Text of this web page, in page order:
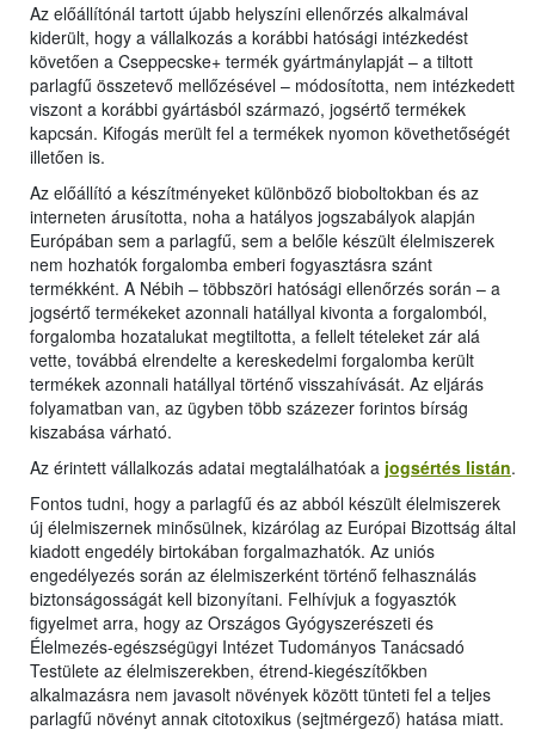
Az előállítónál tartott újabb helyszíni ellenőrzés alkalmával
kiderült, hogy a vállalkozás a korábbi hatósági intézkedést
követően a Cseppecske+ termék gyártmánylapját – a tiltott
parlagfű összetevő mellőzésével – módosította, nem intézkedett
viszont a korábbi gyártásból származó, jogsértő termékek
kapcsán. Kifogás merült fel a termékek nyomon követhetőségét
illetően is.
Az előállító a készítményeket különböző bioboltokban és az
interneten árusította, noha a hatályos jogszabályok alapján
Európában sem a parlagfű, sem a belőle készült élelmiszerek
nem hozhatók forgalomba emberi fogyasztásra szánt
termékként. A Nébih – többszöri hatósági ellenőrzés során – a
jogsértő termékeket azonnali hatállyal kivonta a forgalomból,
forgalomba hozatalukat megtiltotta, a fellelt tételeket zár alá
vette, továbbá elrendelte a kereskedelmi forgalomba került
termékek azonnali hatállyal történő visszahívását. Az eljárás
folyamatban van, az ügyben több százezer forintos bírság
kiszabása várható.
Az érintett vállalkozás adatai megtalálhatóak a jogsértés listán.
Fontos tudni, hogy a parlagfű és az abból készült élelmiszerek
új élelmiszernek minősülnek, kizárólag az Európai Bizottság által
kiadott engedély birtokában forgalmazhatók. Az uniós
engedélyezés során az élelmiszerként történő felhasználás
biztonságosságát kell bizonyítani. Felhívjuk a fogyasztók
figyelmet arra, hogy az Országos Gyógyszerészeti és
Élelmezés-egészségügyi Intézet Tudományos Tanácsadó
Testülete az élelmiszerekben, étrend-kiegészítőkben
alkalmazásra nem javasolt növények között tünteti fel a teljes
parlagfű növényt annak citotoxikus (sejtmérgező) hatása miatt.